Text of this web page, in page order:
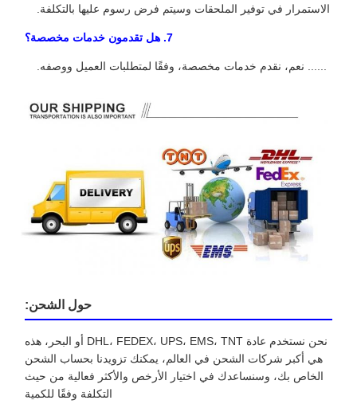
الاستمرار في توفير الملحقات وسيتم فرض رسوم عليها بالتكلفة.
...... نعم، نقدم خدمات مخصصة، وفقًا لمتطلبات العميل ووصفه.
حول الشحن:
نحن نستخدم عادة DHL، FEDEX، UPS، EMS، TNT أو البحر، هذه
هي أكبر شركات الشحن في العالم، يمكنك تزويدنا بحساب الشحن
الخاص بك، وسنساعدك في اختيار الأرخص والأكثر فعالية من حيث
التكلفة وفقًا للكمية